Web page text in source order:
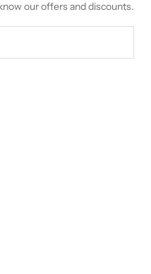
our offers and discounts.